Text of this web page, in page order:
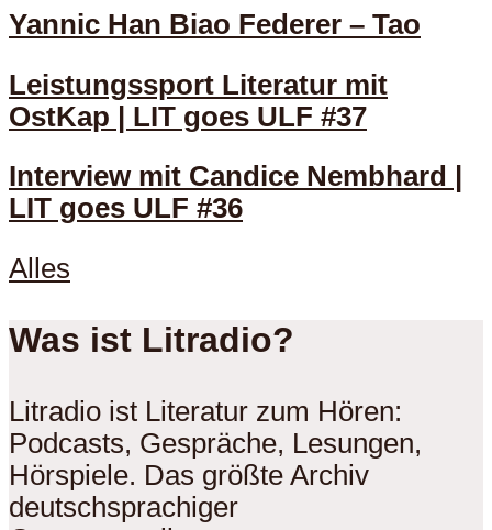
Yannic Han Biao Federer – Tao
Leistungssport Literatur mit
OstKap | LIT goes ULF #37
Interview mit Candice Nembhard |
LIT goes ULF #36
Alles
Was ist Litradio?
Litradio ist Literatur zum Hören:
Podcasts, Gespräche, Lesungen,
Hörspiele. Das größte Archiv
deutschsprachiger